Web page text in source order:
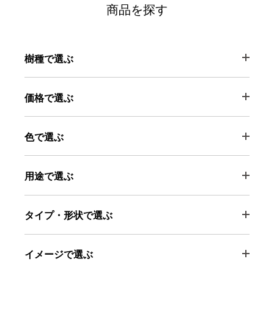
商品を探す
樹種で選ぶ
価格で選ぶ
色で選ぶ
用途で選ぶ
タイプ・形状で選ぶ
イメージで選ぶ